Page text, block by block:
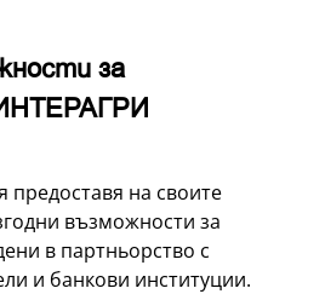
за
на своите
възможности за
в партньорство с
и банкови институции.